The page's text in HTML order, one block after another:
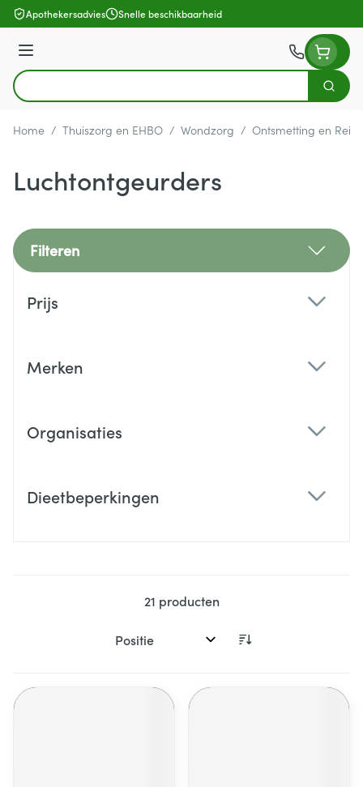
Ga naar de inhoud
Apothekersadvies Snelle beschikbaarheid
Menu
Product, merk, categorie...
Zoek
Home / Thuiszorg en EHBO / Wondzorg / Ontsmetting en
Luchtontgeurders
Filteren
Prijs
Merken
Organisaties
Dieetbeperkingen
21 producten
Sorteer op: